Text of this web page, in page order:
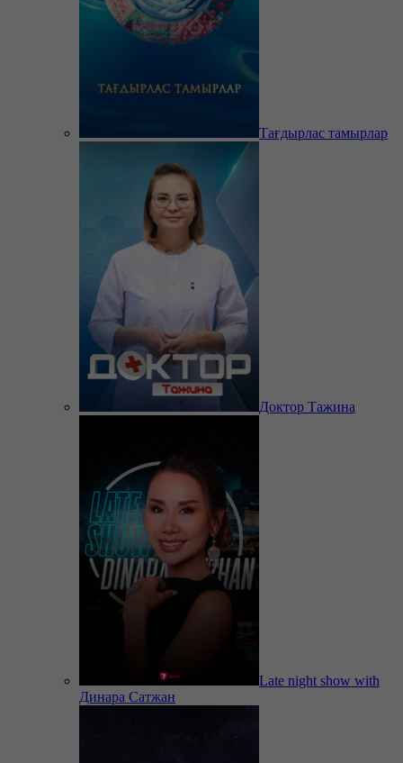
Тағдырлас тамырлар
Доктор Тажина
Late night show with
Динара Сатжан